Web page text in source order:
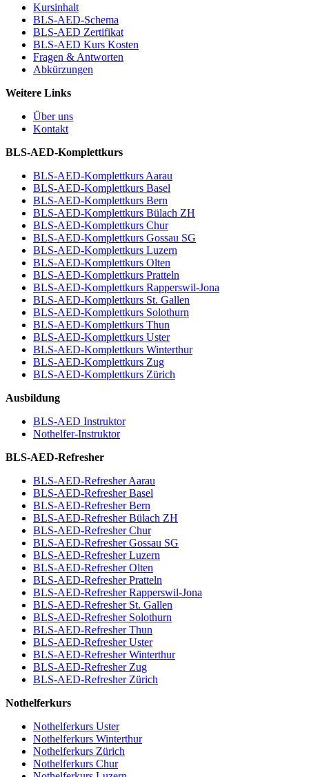
Kursinhalt
BLS-AED-Schema
BLS-AED Zertifikat
BLS-AED Kurs Kosten
Fragen & Antworten
Abkürzungen
Weitere Links
Über uns
Kontakt
BLS-AED-Komplettkurs
BLS-AED-Komplettkurs Aarau
BLS-AED-Komplettkurs Basel
BLS-AED-Komplettkurs Bern
BLS-AED-Komplettkurs Bülach ZH
BLS-AED-Komplettkurs Chur
BLS-AED-Komplettkurs Gossau SG
BLS-AED-Komplettkurs Luzern
BLS-AED-Komplettkurs Olten
BLS-AED-Komplettkurs Pratteln
BLS-AED-Komplettkurs Rapperswil-Jona
BLS-AED-Komplettkurs St. Gallen
BLS-AED-Komplettkurs Solothurn
BLS-AED-Komplettkurs Thun
BLS-AED-Komplettkurs Uster
BLS-AED-Komplettkurs Winterthur
BLS-AED-Komplettkurs Zug
BLS-AED-Komplettkurs Zürich
Ausbildung
BLS-AED Instruktor
Nothelfer-Instruktor
BLS-AED-Refresher
BLS-AED-Refresher Aarau
BLS-AED-Refresher Basel
BLS-AED-Refresher Bern
BLS-AED-Refresher Bülach ZH
BLS-AED-Refresher Chur
BLS-AED-Refresher Gossau SG
BLS-AED-Refresher Luzern
BLS-AED-Refresher Olten
BLS-AED-Refresher Pratteln
BLS-AED-Refresher Rapperswil-Jona
BLS-AED-Refresher St. Gallen
BLS-AED-Refresher Solothurn
BLS-AED-Refresher Thun
BLS-AED-Refresher Uster
BLS-AED-Refresher Winterthur
BLS-AED-Refresher Zug
BLS-AED-Refresher Zürich
Nothelferkurs
Nothelferkurs Uster
Nothelferkurs Winterthur
Nothelferkurs Zürich
Nothelferkurs Chur